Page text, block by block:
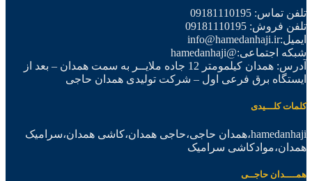
تلفن تماس: 09181110195
تلفن فروش: 09181110195
ایمیل:info@hamedanhaji.ir
شبکه اجتماعی:@hamedanhaji
آدرس: همدان کیلمومتر 12 جاده ملایــر به سمت همدان – بعد از
ایستگاه برق فرعی اول – شرکت تولیدی همدان حاجی
کلمات کلـــیدی
hamedanhaji،همدان حاجی،حاجی همدان،کاشی همدان،سرامیک
همدان،موادکاشی سرامیک
همــــدان حاجــی